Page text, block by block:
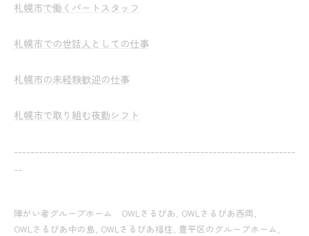
札幌市で働くパートスタッフ
札幌市での世話人としての仕事
札幌市の未経験歓迎の仕事
札幌市で取り組む夜勤シフト
--------------------------------------------------------------------
--
障がい者グループホーム OWLさるびあ OWLさるびあ西岡
OWLさるびあ中の島 OWLさるびあ福住 豊平区のグループホーム